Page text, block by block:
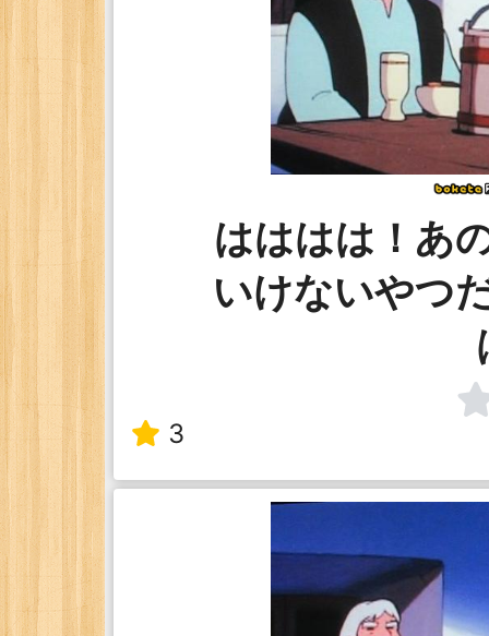
はははは！あ
いけないやつ
3